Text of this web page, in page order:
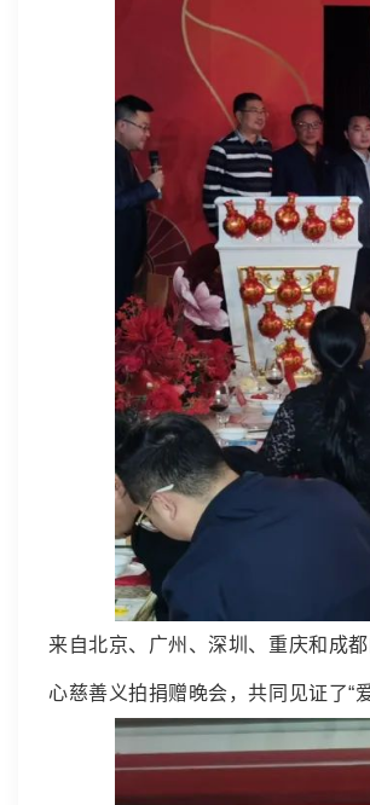
来自北京、广州、深圳、重庆和成
心慈善义拍捐赠晚会，共同见证了“